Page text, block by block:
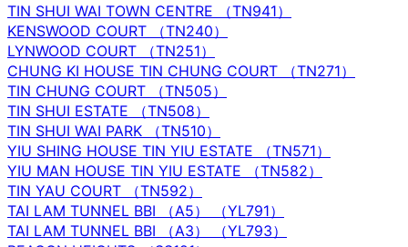
TIN SHUI WAI TOWN CENTRE （TN941）
KENSWOOD COURT （TN240）
LYNWOOD COURT （TN251）
CHUNG KI HOUSE TIN CHUNG COURT （TN271）
TIN CHUNG COURT （TN505）
TIN SHUI ESTATE （TN508）
TIN SHUI WAI PARK （TN510）
YIU SHING HOUSE TIN YIU ESTATE （TN571）
YIU MAN HOUSE TIN YIU ESTATE （TN582）
TIN YAU COURT （TN592）
TAI LAM TUNNEL BBI （A5） （YL791）
TAI LAM TUNNEL BBI （A3） （YL793）